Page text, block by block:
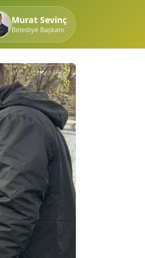
Murat Sevinç
Belediye Başkanı